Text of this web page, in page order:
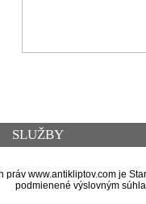
SLUŽBY
www.antikliptov.com je
podmienené výslovným